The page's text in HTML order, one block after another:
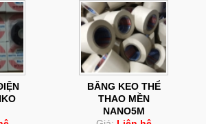
BĂNG KEO THỂ
THAO MỀN
NANO5M